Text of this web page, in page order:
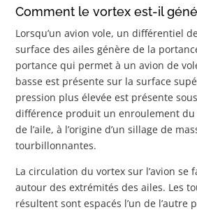
Comment le vortex est-il
Lorsqu’un avion vole, un différentiel
surface des ailes génère de la
portance qui permet à un avion de
basse est présente sur la surface
pression plus élevée est présente
différence produit un enroulement du
de l’aile, à l’origine d’un sillage de
tourbillonnantes.
La circulation du vortex sur l’avion se
autour des extrémités des ailes. Les
résultent sont espacés l’un de l’autre